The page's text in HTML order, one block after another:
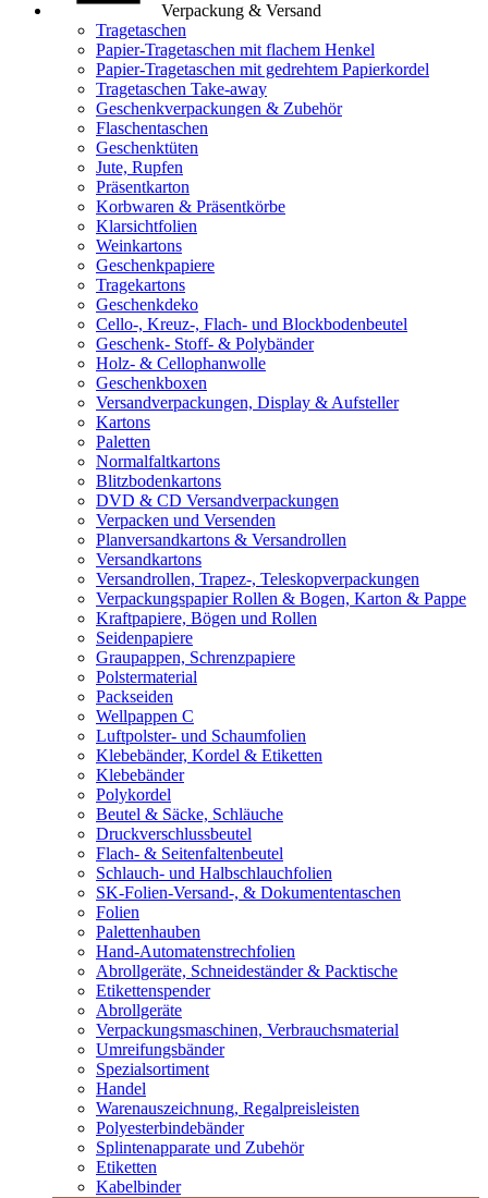
Verpackung & Versand
Tragetaschen
Papier-Tragetaschen mit flachem Henkel
Papier-Tragetaschen mit gedrehtem Papierkordel
Tragetaschen Take-away
Geschenkverpackungen & Zubehör
Flaschentaschen
Geschenktüten
Jute, Rupfen
Präsentkarton
Korbwaren & Präsentkörbe
Klarsichtfolien
Weinkartons
Geschenkpapiere
Tragekartons
Geschenkdeko
Cello-, Kreuz-, Flach- und Blockbodenbeutel
Geschenk- Stoff- & Polybänder
Holz- & Cellophanwolle
Geschenkboxen
Versandverpackungen, Display & Aufsteller
Kartons
Paletten
Normalfaltkartons
Blitzbodenkartons
DVD & CD Versandverpackungen
Verpacken und Versenden
Planversandkartons & Versandrollen
Versandkartons
Versandrollen, Trapez-, Teleskopverpackungen
Verpackungspapier Rollen & Bogen, Karton & Pappe
Kraftpapiere, Bögen und Rollen
Seidenpapiere
Graupappen, Schrenzpapiere
Polstermaterial
Packseiden
Wellpappen C
Luftpolster- und Schaumfolien
Klebebänder, Kordel & Etiketten
Klebebänder
Polykordel
Beutel & Säcke, Schläuche
Druckverschlussbeutel
Flach- & Seitenfaltenbeutel
Schlauch- und Halbschlauchfolien
SK-Folien-Versand-, & Dokumententaschen
Folien
Palettenhauben
Hand-Automatenstrechfolien
Abrollgeräte, Schneideständer & Packtische
Etikettenspender
Abrollgeräte
Verpackungsmaschinen, Verbrauchsmaterial
Umreifungsbänder
Spezialsortiment
Handel
Warenauszeichnung, Regalpreisleisten
Polyesterbindebänder
Splintenapparate und Zubehör
Etiketten
Kabelbinder